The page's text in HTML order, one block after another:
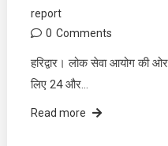
report
0 Comments
हरिद्वार। लोक सेवा आयोग की
लिए 24 और…
Read more